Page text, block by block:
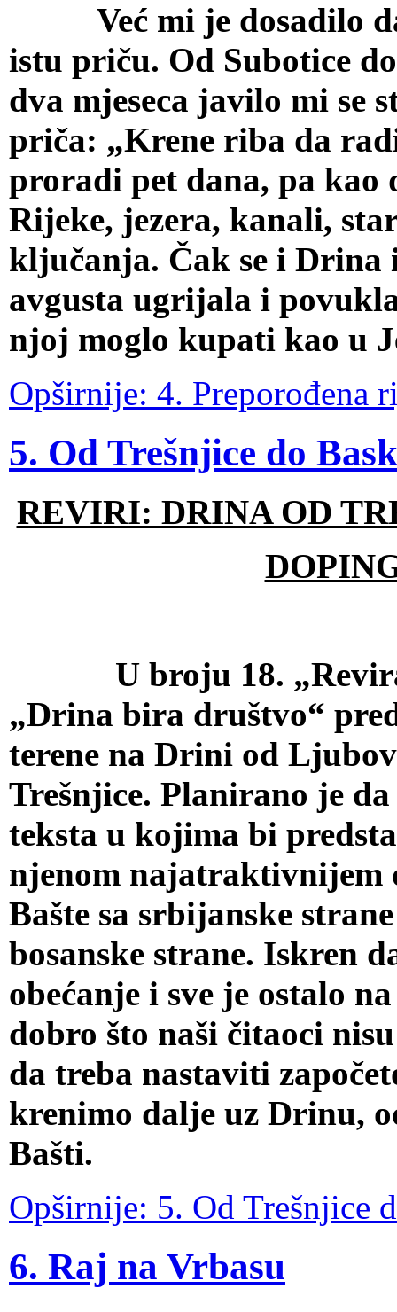
Već mi je dosadilo da
istu priču. Od Subotice
dva mjeseca javilo mi se
priča: „Krene riba da
proradi pet dana, pa kao
Rijeke, jezera, kanali,
ključanja. Čak se i Drina
avgusta ugrijala i
njoj moglo kupati kao u
Opširnije: 4. Preporođena
5. Od Trešnjice do
REVIRI: DRINA OD
U broju 18.
„Drina bira društvo“
terene na Drini od
Trešnjice. Planirano je
teksta u kojima bi
njenom
Bašte sa srbijanske
bosanske strane. Iskren
obećanje i sve je ostalo
dobro što naši čitaoci
da treba nastaviti
krenimo dalje uz Drinu,
Bašti.
Opširnije: 5. Od Trešnjice
6. Raj na Vrbasu